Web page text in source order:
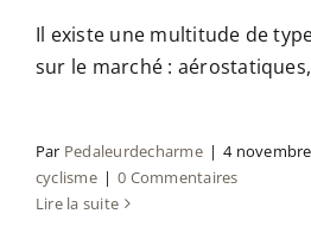
Il existe une multitude de
sur le marché :
Par Pedaleurdecharme | 4
cyclisme | 0 Commentaires
Lire la suite